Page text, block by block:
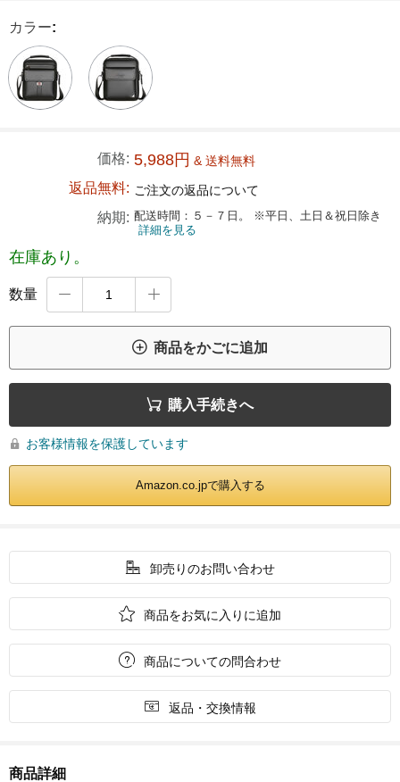
カラー:
価格: 5,988円 & 送料無料
返品無料: ご注文の返品について
納期: 配送時間：５－７日。 ※平日、土日＆祝日除き
詳細を見る
在庫あり。
数量  
 商品をかごに追加
 購入手続きへ
 お客様情報を保護しています
Amazon.co.jpで購入する
 卸売りのお問い合わせ
 商品をお気に入りに追加
 商品についての問合わせ
 返品・交換情報
商品詳細